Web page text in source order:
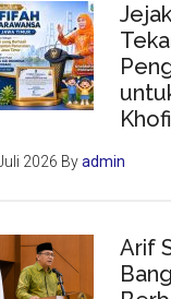
2026 Byadmin
Arif